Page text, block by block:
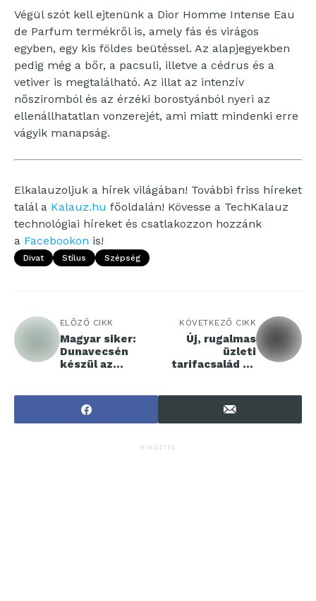
Végül szót kell ejtenünk a Dior Homme Intense Eau
de Parfum termékről is, amely fás és virágos
egyben, egy kis földes beütéssel. Az alapjegyekben
pedig még a bőr, a pacsuli, illetve a cédrus és a
vetiver is megtalálható. Az illat az intenzív
nősziromból és az érzéki borostyánból nyeri az
ellenállhatatlan vonzerejét, ami miatt mindenki erre
vágyik manapság.
Elkalauzoljuk a hírek világában! További friss híreket
talál a Kalauz.hu főoldalán! Kövesse a TechKalauz
technológiai híreket és csatlakozzon hozzánk
a Facebookon is!
Divat Stílus Szépség
ELŐZŐ CIKK
Magyar siker:
Dunavecsén
készül az
emlegetett
kapcsolóberende
zés
KÖVETKEZŐ CIKK
Új, rugalmas
üzleti
tarifacsalád és
HIRDETÉS